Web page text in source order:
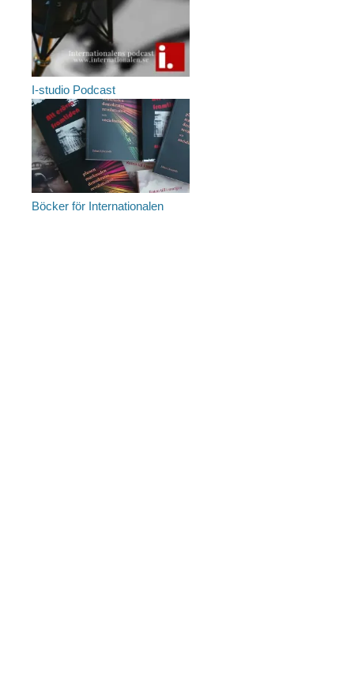
I-studio Podcast
Böcker för Internationalen